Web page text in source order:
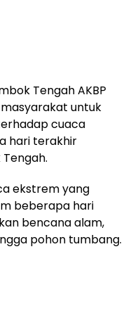
Tengah AKBP
masyarakat untuk
cuaca
hari terakhir
ekstrem yang
beberapa hari
bencana alam,
pohon tumbang.